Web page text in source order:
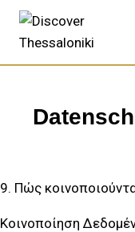
9. Πώς
Κοινοποίηση